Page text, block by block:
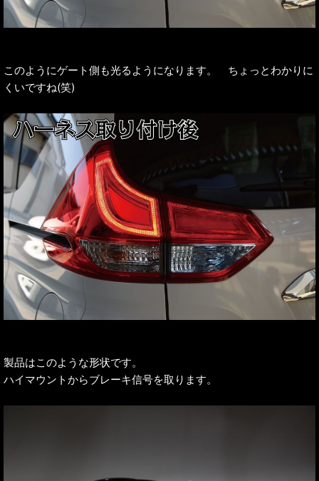
このようにゲート側も光るようになります。 ちょっとわかりに
くいですね(笑)
製品はこのような形状です。
ハイマウントからブレーキ信号を取ります。